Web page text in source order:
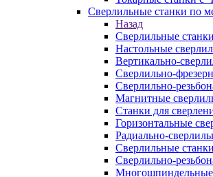
Сверлильные станки по
Назад
Сверлильные
Настольные
Вертикально-
Сверлильно-
Сверлильно-
Магнитные
Станки для
Горизонтальные
Радиально-
Сверлильные
Сверлильно-
Многошпиндельные